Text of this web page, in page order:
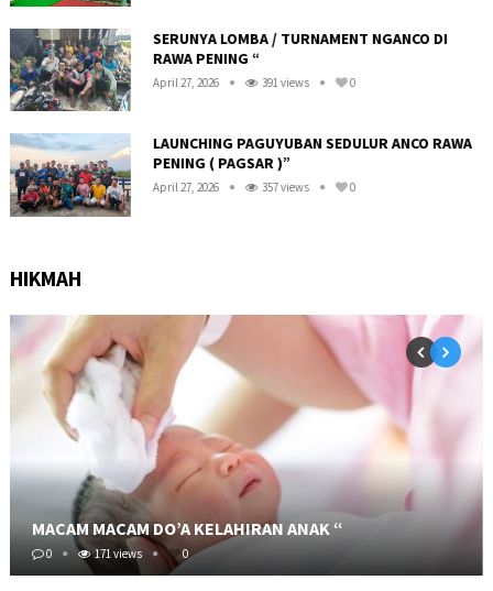
SERUNYA LOMBA / TURNAMENT NGANCO DI
RAWA PENING “
April 27, 2026 391 views 0
LAUNCHING PAGUYUBAN SEDULUR ANCO RAWA
PENING ( PAGSAR )”
April 27, 2026 357 views 0
HIKMAH
MACAM MACAM DO’A KELAHIRAN ANAK “
0 171 views 0